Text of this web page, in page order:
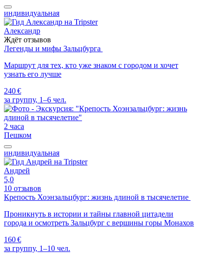
индивидуальная
Александр
Ждёт отзывов
Легенды и мифы Зальцбурга
Маршрут для тех, кто уже знаком с городом и хочет
узнать его лучше
240 €
за группу, 1–6 чел.
2 часа
Пешком
индивидуальная
Андрей
5,0
10 отзывов
Крепость Хоэнзальцбург: жизнь длиной в тысячелетие
Проникнуть в истории и тайны главной цитадели
города и осмотреть Зальцбург с вершины горы Монахов
160 €
за группу, 1–10 чел.